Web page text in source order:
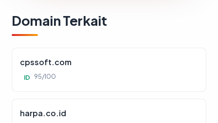
Domain Terkait
cpssoft.com
ID 95/100
harpa.co.id